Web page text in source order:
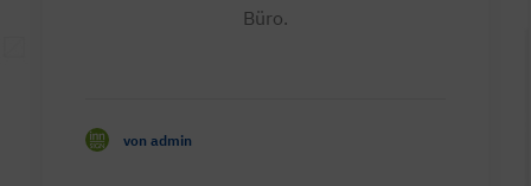
Büro.
von admin